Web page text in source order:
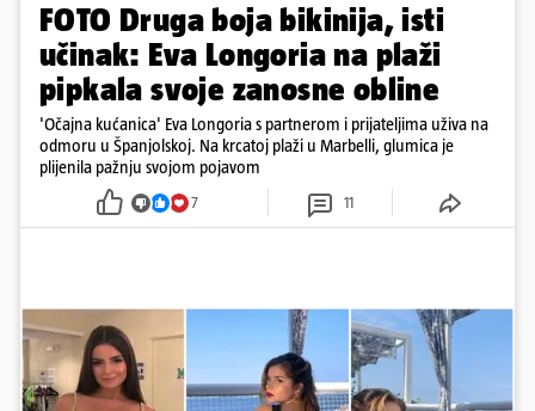
FOTO Druga boja bikinija, isti
učinak: Eva Longoria na plaži
pipkala svoje zanosne obline
'Očajna kućanica' Eva Longoria s partnerom i prijateljima uživa na
odmoru u Španjolskoj. Na krcatoj plaži u Marbelli, glumica je
plijenila pažnju svojom pojavom
7 11